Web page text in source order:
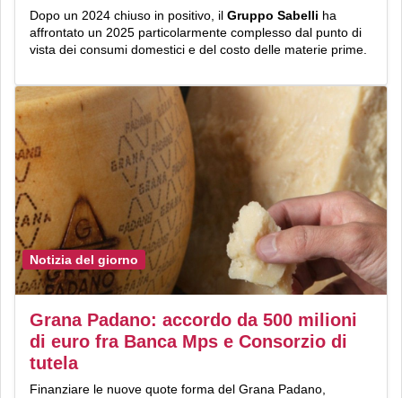
Dopo un 2024 chiuso in positivo, il Gruppo Sabelli ha
affrontato un 2025 particolarmente complesso dal punto di
vista dei consumi domestici e del costo delle materie prime.
Notizia del giorno
Grana Padano: accordo da 500 milioni
di euro fra Banca Mps e Consorzio di
tutela
Finanziare le nuove quote forma del Grana Padano,